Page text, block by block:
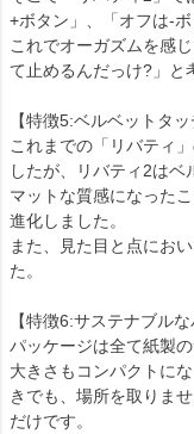
+ボタン」、「オフは-
これでオーガズムを感
て止めるんだっけ?」と
【特徴5:ベルベットタッ
これまでの「リバティ
したが、リバティ2はベ
マットな質感になった
進化しました。
また、見た目と点にお
た。
【特徴6:サステナブルな
パッケージは全て紙製
大きさもコンパクトに
きでも、場所を取りま
だけです。